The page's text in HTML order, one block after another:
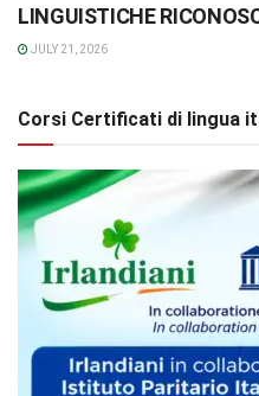
LINGUISTICHE
JULY 21, 2026
Corsi Certificati di lingua